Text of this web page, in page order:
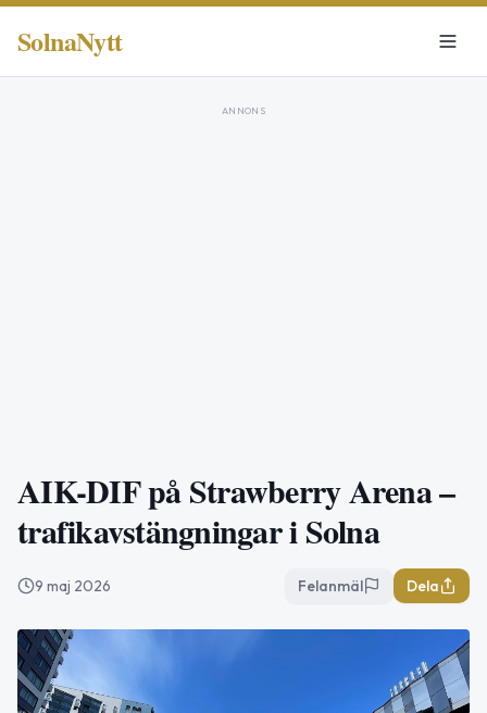
SolnaNytt
ANNONS
AIK-DIF på Strawberry Arena –
trafikavstängningar i Solna
9 maj 2026 Felanmäl Dela